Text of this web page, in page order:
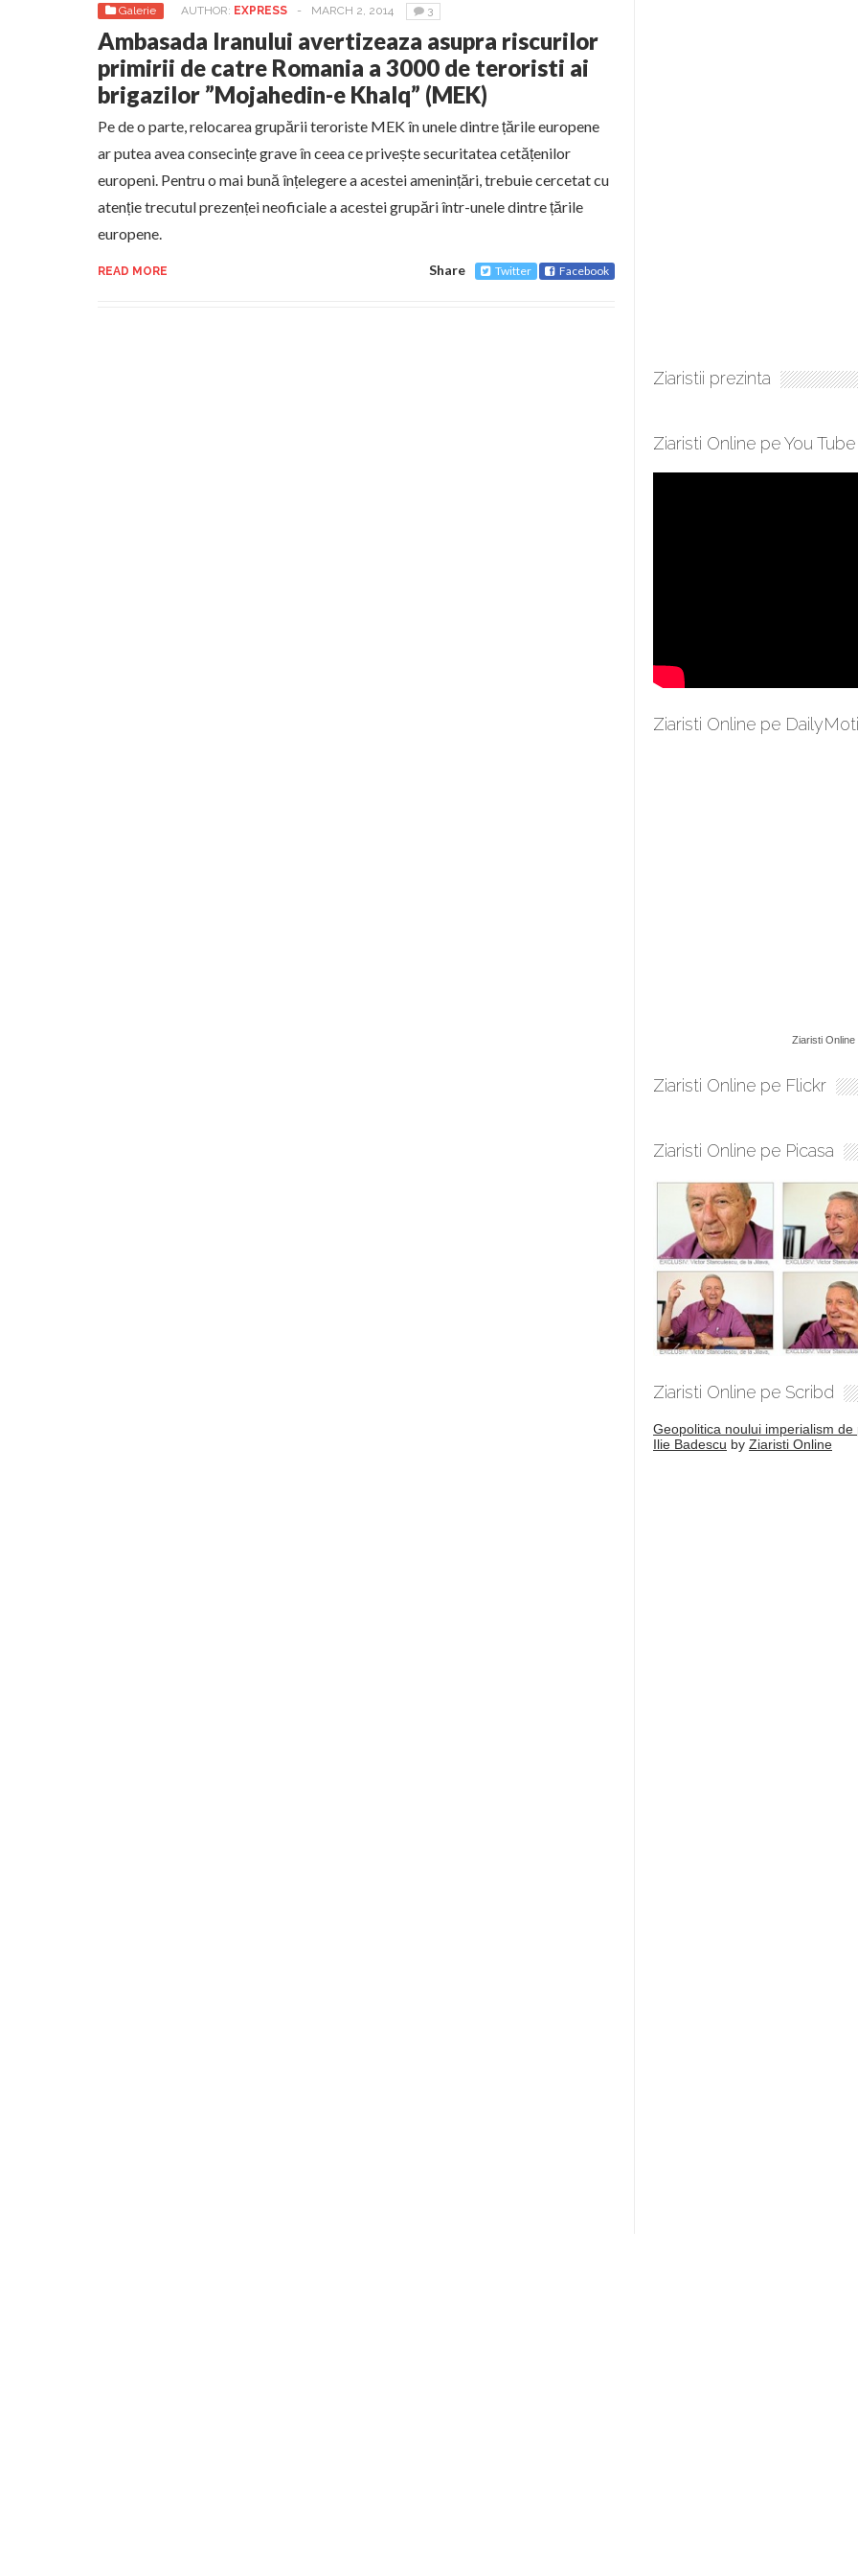
Galerie AUTHOR: EXPRESS - MARCH 2, 2014 3
Ambasada Iranului avertizeaza asupra riscurilor
primirii de catre Romania a 3000 de teroristi ai
brigazilor ”Mojahedin-e Khalq” (MEK)
Pe de o parte, relocarea grupării teroriste MEK în unele dintre țările europene
ar putea avea consecințe grave în ceea ce privește securitatea cetățenilor
europeni. Pentru o mai bună înțelegere a acestei amenințări, trebuie cercetat cu
atenție trecutul prezenței neoficiale a acestei grupări într-unele dintre țările
europene.
READ MORE Share Twitter Facebook
Ziaristii prezinta
Ziaristi Online pe You Tube
Ziaristi Online pe
Ziaristi Online
Ziaristi Online pe Flickr
Ziaristi Online pe Picasa
Ziaristi Online pe Scribd
Geopolitica noului imperialism de
Ilie Badescu by Ziaristi Online